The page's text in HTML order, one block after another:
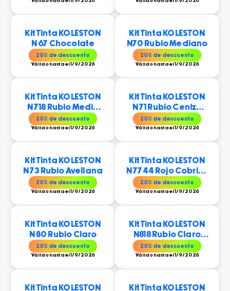
Kit Tinta KOLESTON
N 67 Chocolate
20% de descuento
Válido hasta el 1/9/2026
Kit Tinta KOLESTON
N70 Rubio Mediano
20% de descuento
Válido hasta el 1/9/2026
Kit Tinta KOLESTON
N 718 Rubio Medio
Perlado Iluminado
20% de descuento
Válido hasta el 1/9/2026
Kit Tinta KOLESTON
N 71 Rubio Cenizo
Mediano
20% de descuento
Válido hasta el 1/9/2026
Kit Tinta KOLESTON
N 73 Rubio Avellana
20% de descuento
Válido hasta el 1/9/2026
Kit Tinta KOLESTON
N 7744 Rojo Cobrizo
Intenso
20% de descuento
Válido hasta el 1/9/2026
Kit Tinta KOLESTON
N 80 Rubio Claro
20% de descuento
Válido hasta el 1/9/2026
Kit Tinta KOLESTON
N818 Rubio Claro
Perla
20% de descuento
Válido hasta el 1/9/2026
Kit Tinta KOLESTON Kit Tinta KOLESTON